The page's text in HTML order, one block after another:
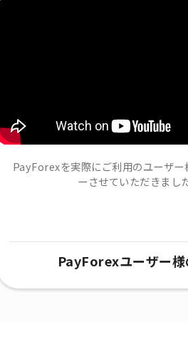
PayForexを実際にご利用のユーザー
ーさせていただきまし
PayForexユーザー様